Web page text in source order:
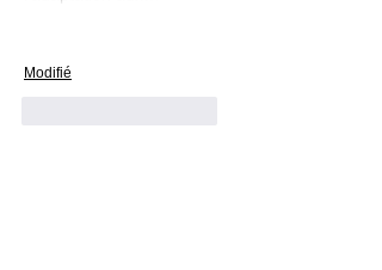
Modifié